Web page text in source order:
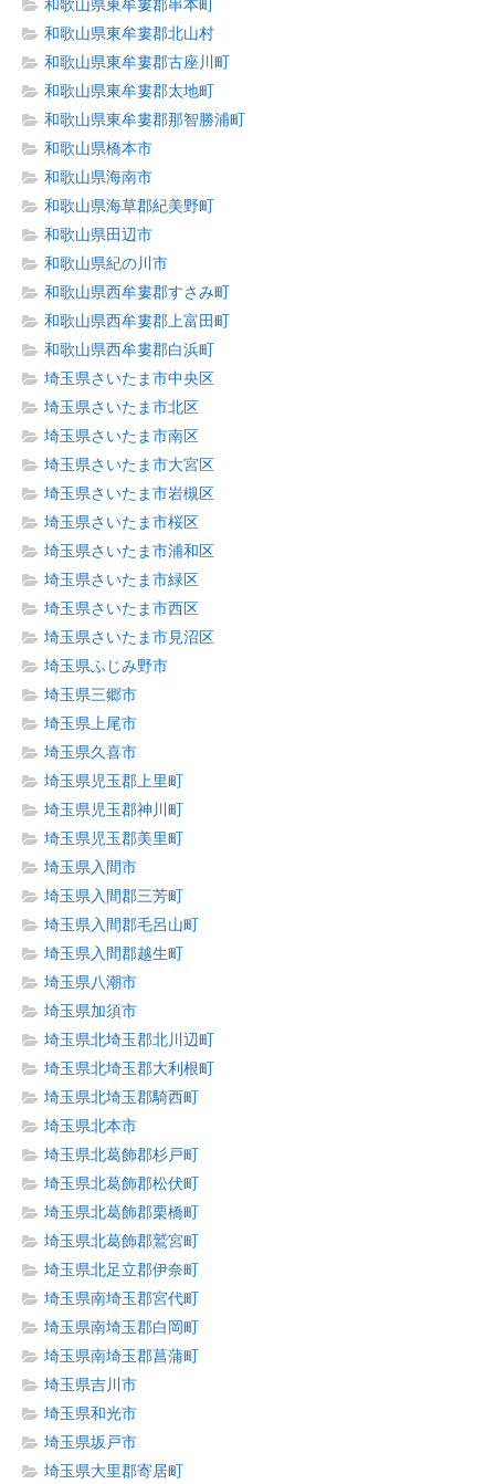
和歌山県東牟婁郡串本町
和歌山県東牟婁郡北山村
和歌山県東牟婁郡古座川町
和歌山県東牟婁郡太地町
和歌山県東牟婁郡那智勝浦町
和歌山県橋本市
和歌山県海南市
和歌山県海草郡紀美野町
和歌山県田辺市
和歌山県紀の川市
和歌山県西牟婁郡すさみ町
和歌山県西牟婁郡上富田町
和歌山県西牟婁郡白浜町
埼玉県さいたま市中央区
埼玉県さいたま市北区
埼玉県さいたま市南区
埼玉県さいたま市大宮区
埼玉県さいたま市岩槻区
埼玉県さいたま市桜区
埼玉県さいたま市浦和区
埼玉県さいたま市緑区
埼玉県さいたま市西区
埼玉県さいたま市見沼区
埼玉県ふじみ野市
埼玉県三郷市
埼玉県上尾市
埼玉県久喜市
埼玉県児玉郡上里町
埼玉県児玉郡神川町
埼玉県児玉郡美里町
埼玉県入間市
埼玉県入間郡三芳町
埼玉県入間郡毛呂山町
埼玉県入間郡越生町
埼玉県八潮市
埼玉県加須市
埼玉県北埼玉郡北川辺町
埼玉県北埼玉郡大利根町
埼玉県北埼玉郡騎西町
埼玉県北本市
埼玉県北葛飾郡杉戸町
埼玉県北葛飾郡松伏町
埼玉県北葛飾郡栗橋町
埼玉県北葛飾郡鷲宮町
埼玉県北足立郡伊奈町
埼玉県南埼玉郡宮代町
埼玉県南埼玉郡白岡町
埼玉県南埼玉郡菖蒲町
埼玉県吉川市
埼玉県和光市
埼玉県坂戸市
埼玉県大里郡寄居町